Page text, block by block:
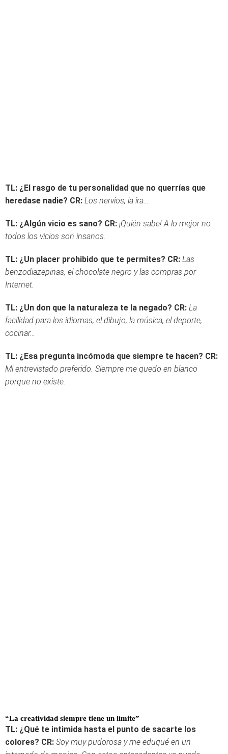
TL: ¿El rasgo de tu personalidad que no querrías que
heredase nadie? CR: Los nervios, la ira…
TL: ¿Algún vicio es sano? CR: ¡Quién sabe! A lo mejor no
todos los vicios son insanos.
TL: ¿Un placer prohibido que te permites? CR: Las
benzodiazepinas, el chocolate negro y las compras por
Internet.
TL: ¿Un don que la naturaleza te la negado? CR: La
facilidad para los idiomas, el dibujo, la música, el deporte,
cocinar…
TL: ¿Esa pregunta incómoda que siempre te hacen? CR:
Mi entrevistado preferido. Siempre me quedo en blanco
porque no existe.
“La creatividad siempre tiene un límite”
TL: ¿Qué te intimida hasta el punto de sacarte los
colores? CR: Soy muy pudorosa y me eduqué en un